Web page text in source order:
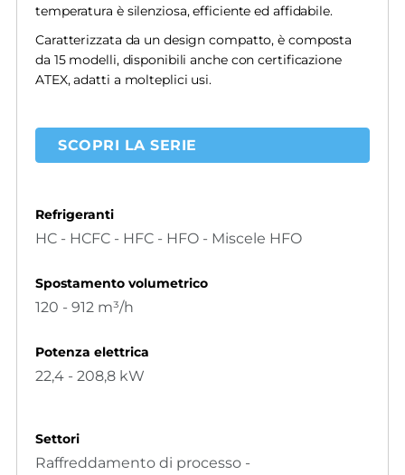
temperatura è silenziosa, efficiente ed affidabile.
Caratterizzata da un design compatto, è composta
da 15 modelli, disponibili anche con certificazione
ATEX, adatti a molteplici usi.
SCOPRI LA SERIE
Refrigeranti
HC - HCFC - HFC - HFO - Miscele HFO
Spostamento volumetrico
120 - 912 m³/h
Potenza elettrica
22,4 - 208,8 kW
Settori
Raffreddamento di processo -